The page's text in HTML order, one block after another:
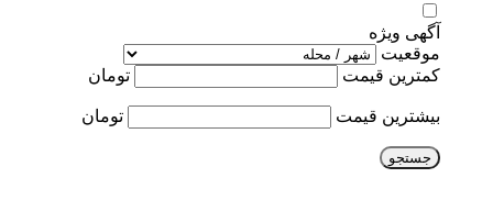
آگهی ویژه
موقعیت
کمترین قیمت
تومان
بیشترین قیمت تومان
جستجو